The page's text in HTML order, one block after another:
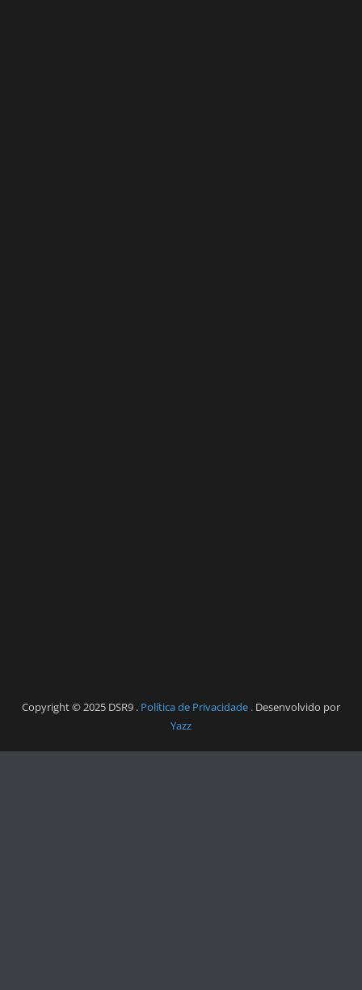
Copyright © 2025 DSR9 . Política de Privacidade . Desenvolvido por
Yazz